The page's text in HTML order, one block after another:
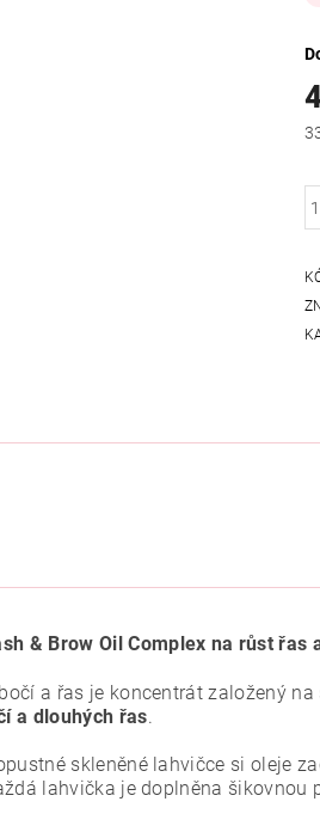
& Brow Oil Complex na růst řas
a řas je koncentrát založený
a dlouhých řas.
skleněné lahvičce si oleje
lahvička je doplněna